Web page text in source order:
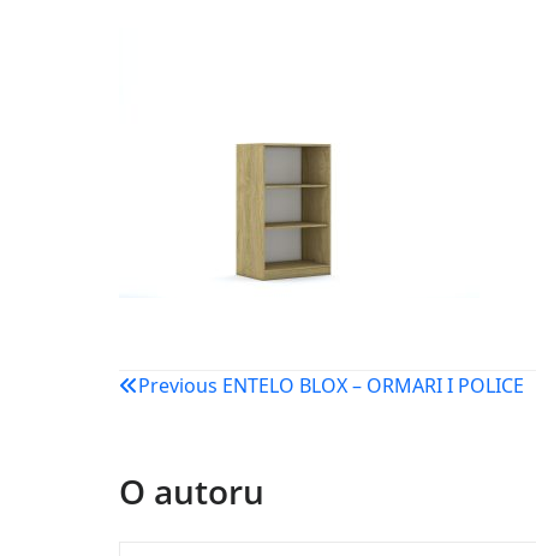
Navigacija
Previous ENTELO BLOX – ORMARI I POLICE
O autoru